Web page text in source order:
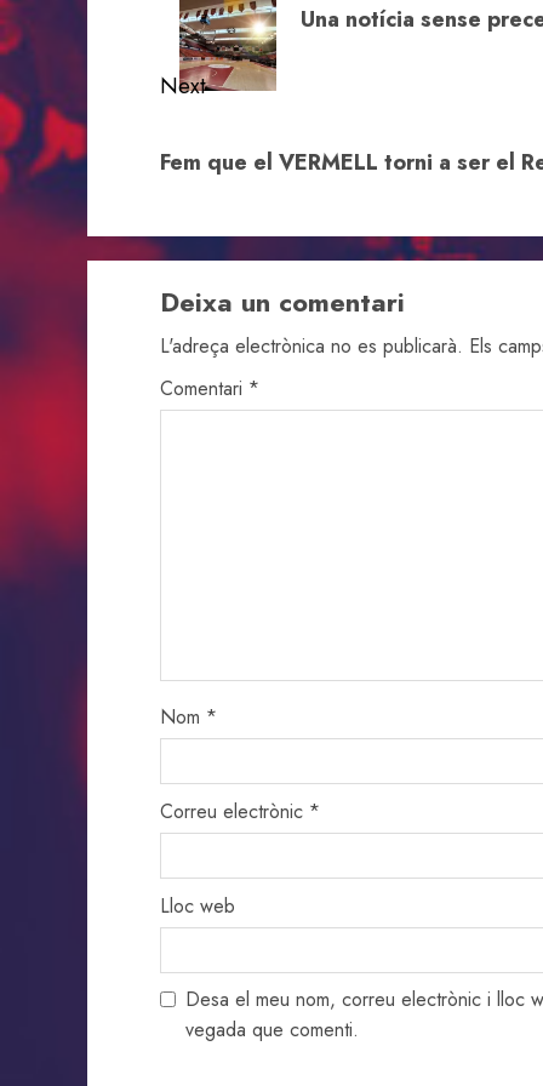
post:
Una notícia sense
Next
post:
Fem que el VERMELL torni a ser el
Deixa un comentari
L'adreça electrònica no es publicarà. Els
Comentari *
Nom *
Correu electrònic *
Lloc web
Desa el meu nom, correu electrònic i lloc
vegada que comenti.